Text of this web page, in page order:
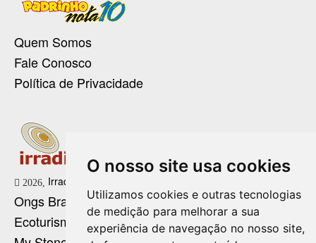
O nosso site usa cookies
Utilizamos cookies e outras tecnologias
de medição para melhorar a sua
experiência de navegação no nosso site,
Quem Somos
Fale Conosco
Política de Privacidade
2026, Irradie Marketing Digital
Ongs Brasil
Ecoturismo no Brasil